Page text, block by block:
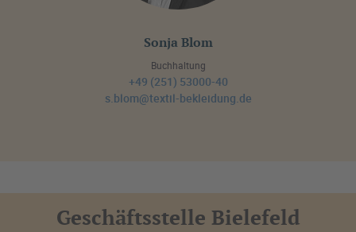
Sonja Blom
Buchhaltung
+49 (251) 53000-40
s.blom@textil-bekleidung.de
Geschäftsstelle Bielefeld